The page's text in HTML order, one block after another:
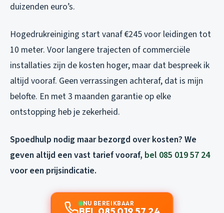
duizenden euro’s.
Hogedrukreiniging start vanaf €245 voor leidingen tot
10 meter. Voor langere trajecten of commerciële
installaties zijn de kosten hoger, maar dat bespreek ik
altijd vooraf. Geen verrassingen achteraf, dat is mijn
belofte. En met 3 maanden garantie op elke
ontstopping heb je zekerheid.
Spoedhulp nodig maar bezorgd over kosten? We
geven altijd een vast tarief vooraf, bel 085 019 57 24
voor een prijsindicatie.
NU BEREIKBAAR